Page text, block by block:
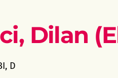
Dilan
D